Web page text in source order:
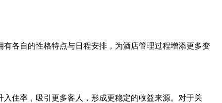
各自的性格特点与日程安排，为酒店管理过程增添更多变
住率，吸引更多客人，形成更稳定的收益来源。对于关